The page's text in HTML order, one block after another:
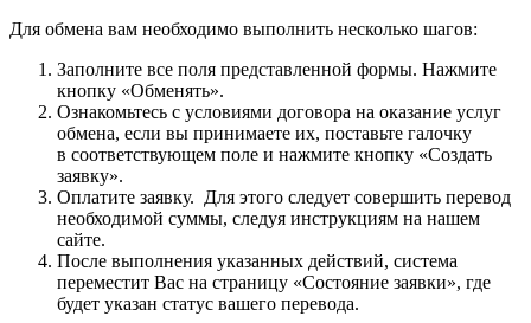
Для обмена вам необходимо выполнить несколько шагов:
Заполните все поля представленной формы. Нажмите
кнопку «Обменять».
Ознакомьтесь с условиями договора на оказание услуг
обмена, если вы принимаете их, поставьте галочку
в соответствующем поле и нажмите кнопку «Создать
заявку».
Оплатите заявку. Для этого следует совершить перевод
необходимой суммы, следуя инструкциям на нашем
сайте.
После выполнения указанных действий, система
переместит Вас на страницу «Состояние заявки», где
будет указан статус вашего перевода.